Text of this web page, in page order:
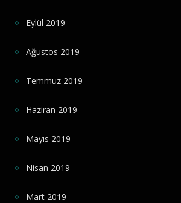
Eylül 2019
Ağustos 2019
Temmuz 2019
Haziran 2019
Mayıs 2019
Nisan 2019
Mart 2019